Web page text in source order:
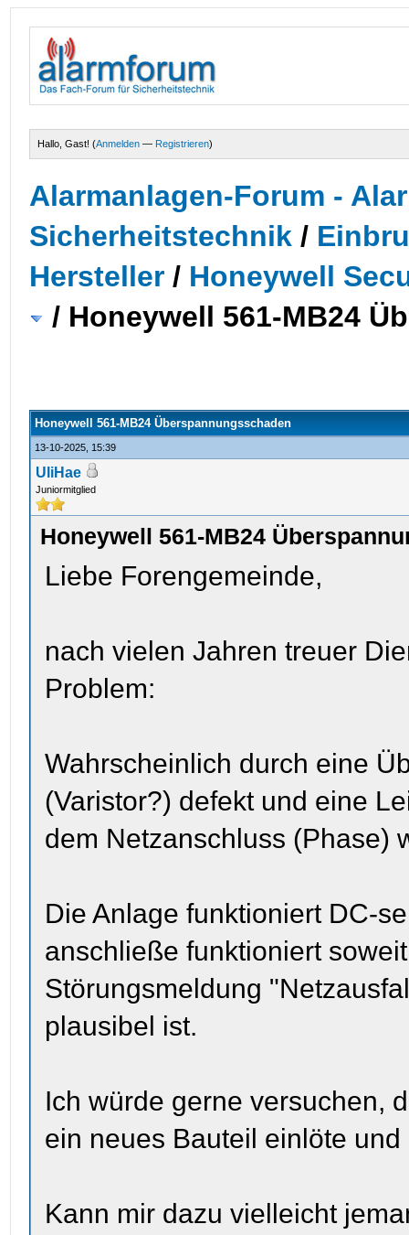
Hallo, Gast! (Anmelden — Registrieren)
Alarmanlagen-Forum -
Sicherheitstechnik /
Hersteller/ Honeywell
/ Honeywell 561-MB24
Honeywell 561-MB24 Überspannungsschaden
13-10-2025, 15:39
UliHae
Juniormitglied
Honeywell 561-MB24
Liebe Forengemeinde,
nach vielen Jahren treuer
Problem:
Wahrscheinlich durch eine
(Varistor?) defekt und eine
dem Netzanschluss (Phase)
Die Anlage funktioniert DC-
anschließe funktioniert
Störungsmeldung
plausibel ist.
Ich würde gerne versuchen,
ein neues Bauteil einlöte
Kann mir dazu vielleicht